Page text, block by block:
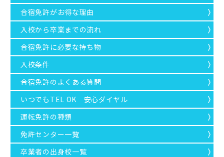
合宿免許がお得な理由
入校から卒業までの流れ
合宿免許に必要な持ち物
入校条件
合宿免許のよくある質問
いつでもTEL OK 安心ダイヤル
運転免許の種類
免許センター一覧
卒業者の出身校一覧